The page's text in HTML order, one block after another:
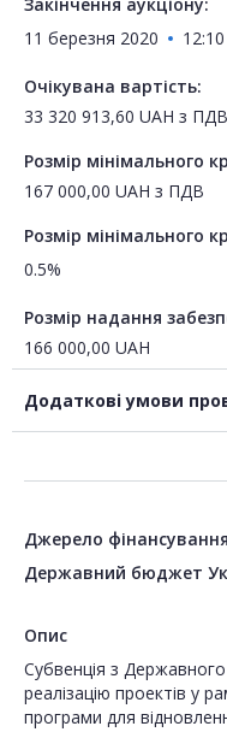
11 березня 2020
12:10
Очікувана вартість:
33 320 913,60 UAH з ПДВ
Розмір мінімального
167 000,00 UAH з ПДВ
Розмір мінімального
0.5%
Розмір надання
166 000,00 UAH
Додаткові умови
Джерело фінансування
Державний бюджет
Опис
Субвенція з
реалізацію проектів у
програми для